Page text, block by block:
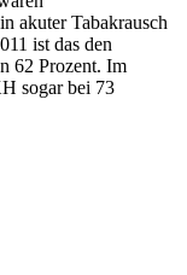
akuter Tabakrausch
ist das den
62 Prozent. Im
sogar bei 73